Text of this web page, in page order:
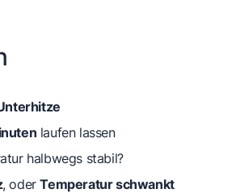
laufen lassen
halbwegs stabil?
, oderTemperatur schwankt